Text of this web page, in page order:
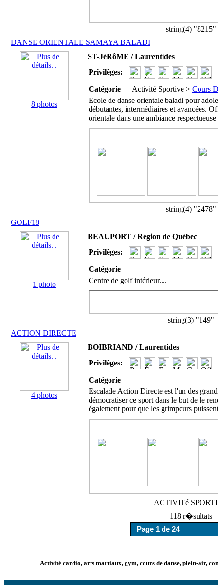
string(4) "8215"
DANSE ORIENTALE SAMAYA BALADI
8 photos
ST-JéRôME / Laurentides
Privilèges:
Catégorie Activité Sportive > Cours
École de danse orientale baladi pour
débutantes, intermédiaires et avancées.
orientale dans une ambiance
string(4) "2478"
GOLF18
1 photo
BEAUPORT / Région de Québec
Privilèges:
Catégorie
Centre de golf intérieur....
string(3) "149"
ACTION DIRECTE
4 photos
BOIBRIAND / Laurentides
Privilèges:
Catégorie
Escalade Action Directe est l'un des
démocratiser ce sport dans le but de le
également pour que les grimpeurs
ACTIVITé
118 r�sultats
Activité cardio, arts martiaux, gym, cours de danse, plein-air,